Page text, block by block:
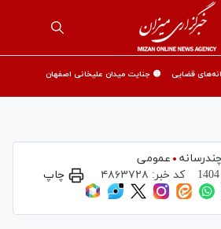
قضایی 🟡 جنایت میدان علیخانی اصفهان
عمومی
کد خبر: ۴۸۶۳۷۲۸ چاپ